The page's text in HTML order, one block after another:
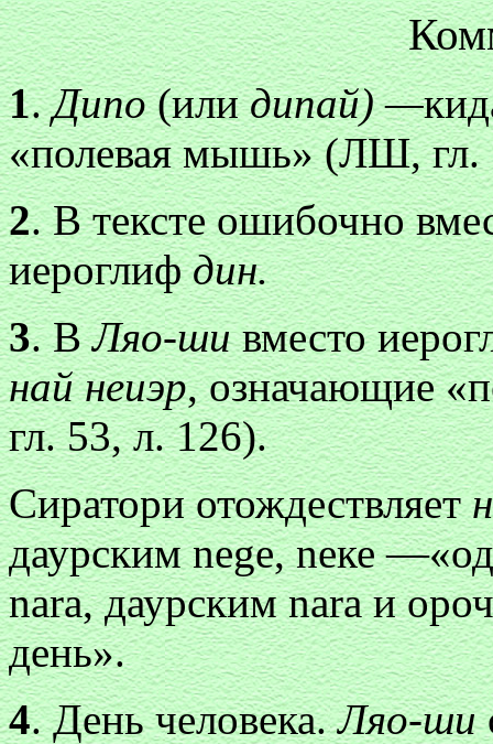
1.Дипо(илидипай) —
«полевая мышь» (ЛШ, гл.
2. В тексте ошибочно
иероглифдин.
3. ВЛяо-шивместо
най неиэр, означающие
гл. 53, л. 126).
Сиратори отождествляет
даурским nege, nеке
nаrа, даурским nаrа и
день».
4. День человека.Ляо-ши